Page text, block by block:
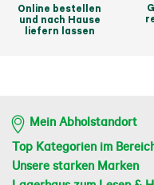
Online bestellen
und nach Hause
liefern lassen
Mein Abholstandort
Top Kategorien im
Unsere starken Marken